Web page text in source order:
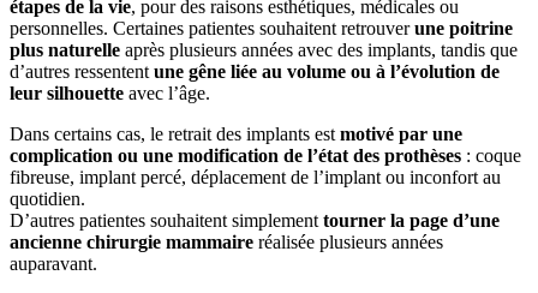
étapes de la vie, pour des raisons esthétiques, médicales ou
personnelles. Certaines patientes souhaitent retrouverune poitrine
plus naturelle après plusieurs années avec des implants, tandis que
d’autres ressentent une gêne liée au volume ou à l’évolution de
leur silhouette avec l’âge.
Dans certains cas, le retrait des implants est motivé par une
complication ou une modification de l’état des prothèses : coque
fibreuse, implant percé, déplacement de l’implant ou inconfort au
quotidien.
D’autres patientes souhaitent simplement tourner la page d’une
ancienne chirurgie mammaire réalisée plusieurs années
auparavant.